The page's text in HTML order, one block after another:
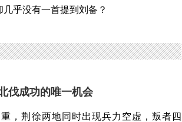
乎没有一首提到刘备？
伐成功的唯一机会
荆徐两地同时出现兵力空虚，叛者四